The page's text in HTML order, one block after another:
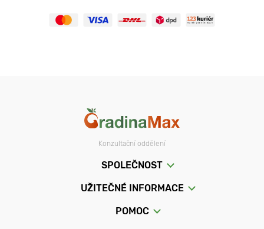
Konzultační oddělení
SPOLEČNOST
UŽITEČNÉ INFORMACE
POMOC